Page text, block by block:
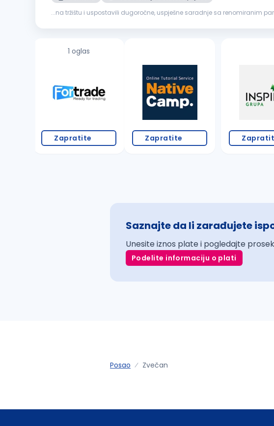
...na tržištu i uspostavili dugoročne, uspješne saradnje sa renomiranim
1 oglas
Zapratite Zapratite
Saznajte da li zarađujete
Unesite iznos plate i pogledajte
Podelite informaciju o plati
Posao Zvečan